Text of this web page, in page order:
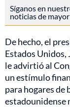
Síganos en
noticias de
De hecho, el
Estados Unidos,
le advirtió al
un estímulo
para hogares de
estadounidense